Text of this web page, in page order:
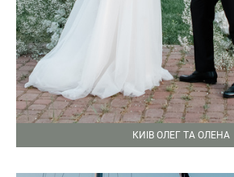
КИІВ ОЛЕГ ТА ОЛЕНА